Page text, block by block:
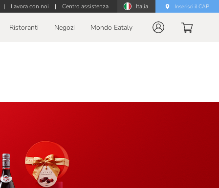
| Lavora con noi | Centro assistenza Italia Inserisci il CAP
Ristoranti Negozi Mondo Eataly